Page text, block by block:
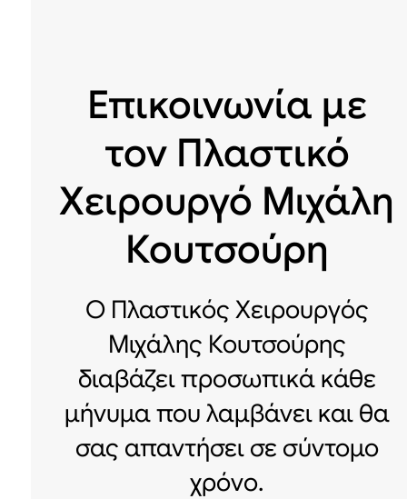
Επικοινωνία με
τον Πλαστικό
Χειρουργό Μιχάλη
Κουτσούρη
Ο Πλαστικός Χειρουργός
Μιχάλης Κουτσούρης
διαβάζει προσωπικά κάθε
μήνυμα που λαμβάνει και θα
σας απαντήσει σε σύντομο
χρόνο.